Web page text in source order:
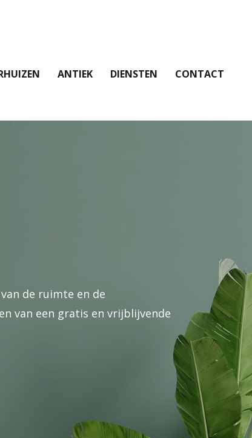
ANTIEK DIENSTEN CONTACT
de ruimte en de
van een gratis en vrijblijvende